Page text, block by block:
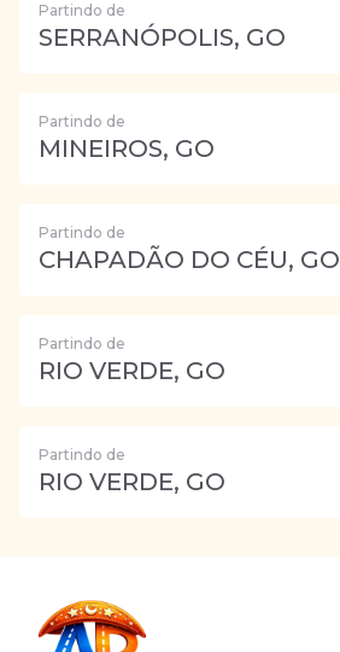
Partindo de
SERRANÓPOLIS, GO
Partindo de
MINEIROS, GO
Partindo de
CHAPADÃO DO CÉU, GO
Partindo de
RIO VERDE, GO
Partindo de
RIO VERDE, GO